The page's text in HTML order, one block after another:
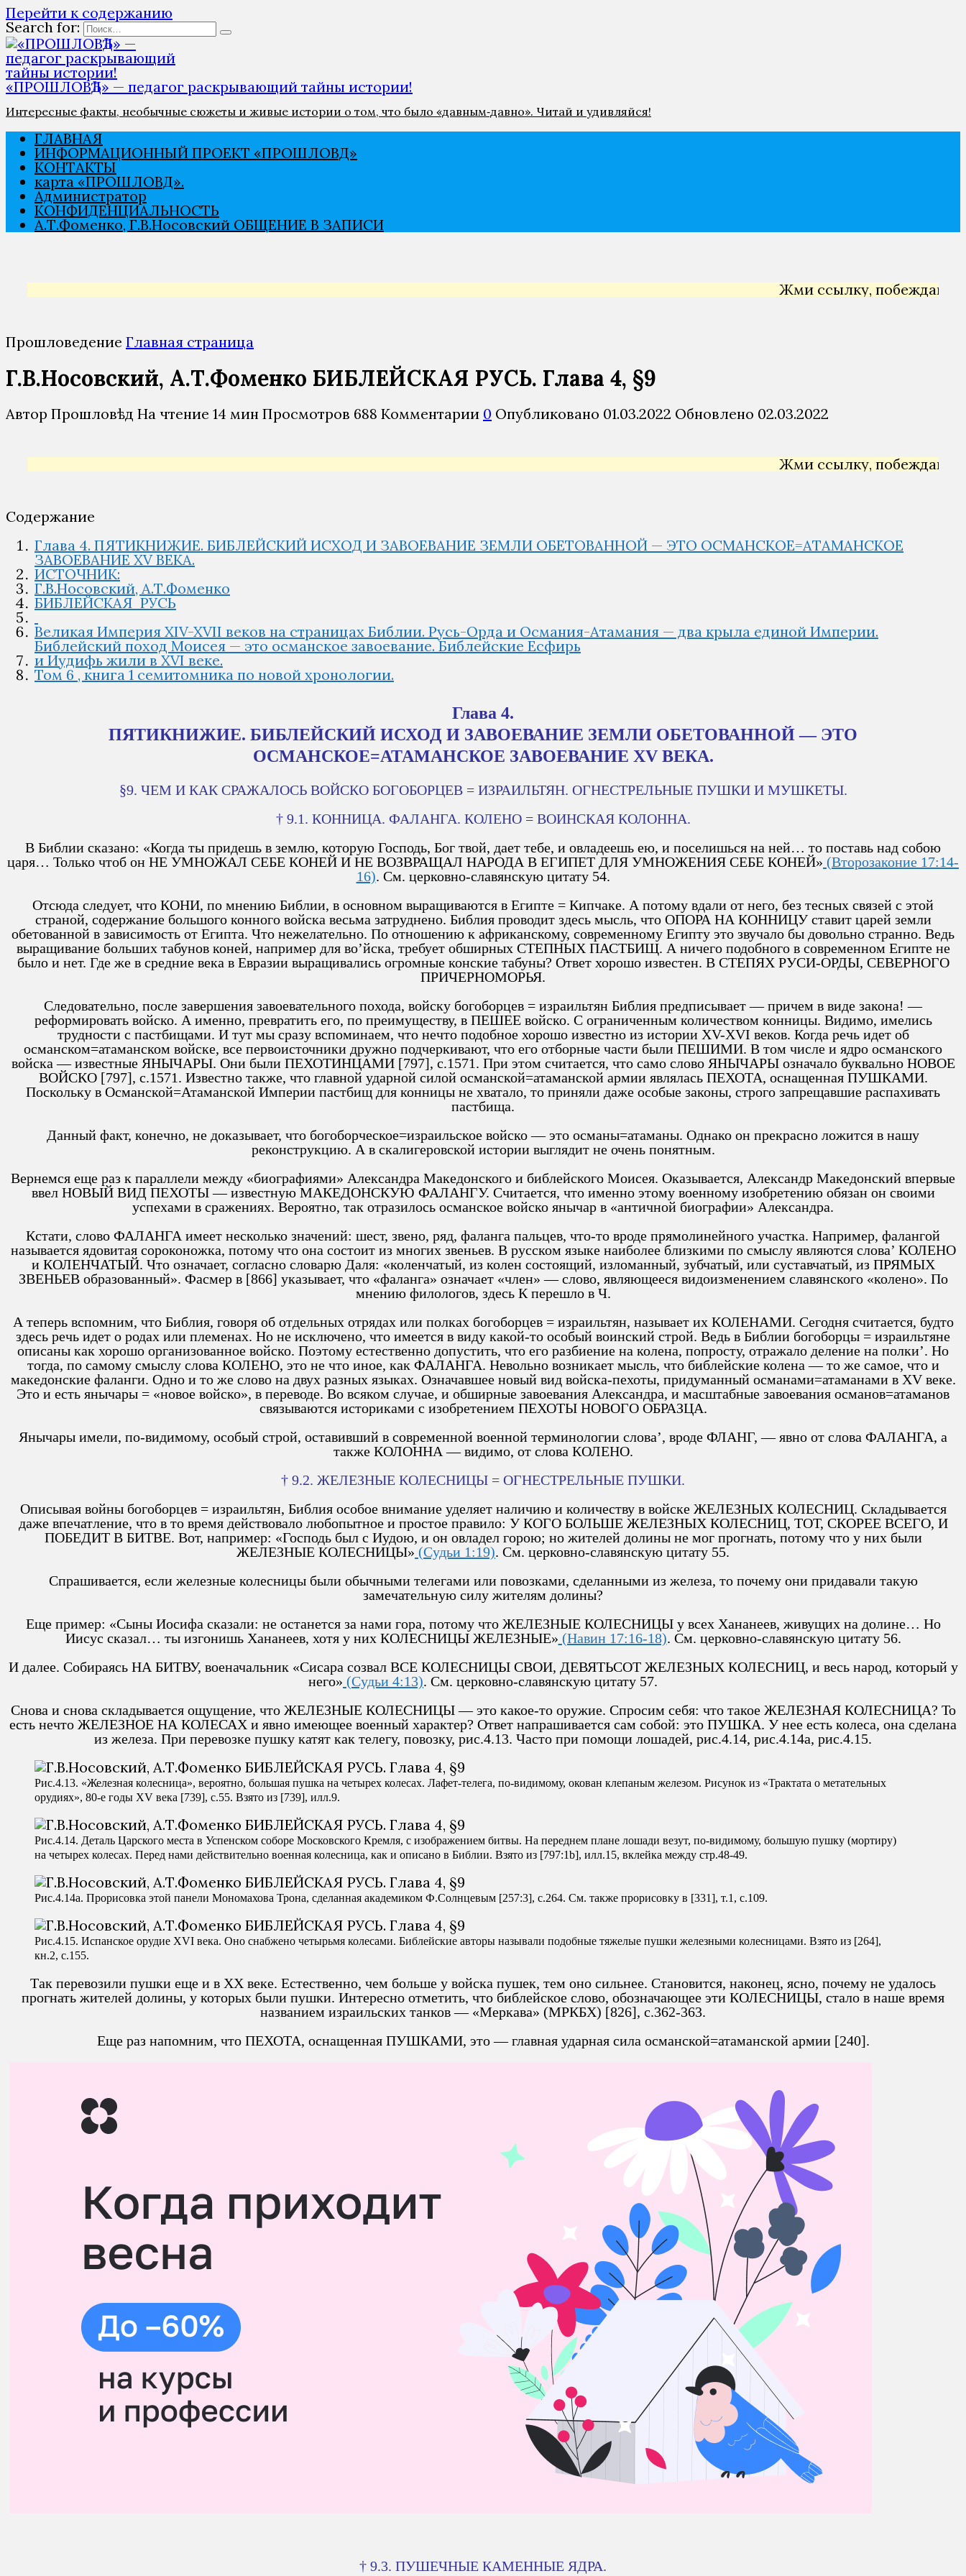
Перейти к содержанию
Search for:
«ПРОШЛОВѢД» — педагог раскрывающий тайны истории!
Интересные факты, необычные сюжеты и живые истории о том, что было «давным‑давно». Читай и удивляйся!
ГЛАВНАЯ
ИНФОРМАЦИОННЫЙ ПРОЕКТ «ПРОШЛОВѢД»
КОНТАКТЫ
карта «ПРОШЛОВѢД».
Администратор
КОНФИДЕНЦИАЛЬНОСТЬ
А.Т.Фоменко, Г.В.Носовский ОБЩЕНИЕ В ЗАПИСИ
Жми ссылку, побеждай →
Прошловедение Главная страница
Г.В.Носовский, А.Т.Фоменко БИБЛЕЙСКАЯ РУСЬ. Глава 4, §9
Автор Прошловѣд На чтение 14 мин Просмотров 688 Комментарии 0 Опубликовано 01.03.2022 Обновлено 02.03.2022
Жми ссылку, побеждай →
Содержание
Глава 4. ПЯТИКНИЖИЕ. БИБЛЕЙСКИЙ ИСХОД И ЗАВОЕВАНИЕ ЗЕМЛИ ОБЕТОВАННОЙ — ЭТО ОСМАНСКОЕ=АТАМАНСКОЕ
ЗАВОЕВАНИЕ XV ВЕКА.
ИСТОЧНИК:
Г.В.Носовский, А.Т.Фоменко
БИБЛЕЙСКАЯ РУСЬ
Великая Империя XIV-XVII веков на страницах Библии. Русь-Орда и Османия-Атамания — два крыла единой Империи.
Библейский поход Моисея — это османское завоевание. Библейские Есфирь
и Иудифь жили в XVI веке.
Том 6 , книга 1 семитомника по новой хронологии.
Глава 4.
ПЯТИКНИЖИЕ. БИБЛЕЙСКИЙ ИСХОД И ЗАВОЕВАНИЕ ЗЕМЛИ ОБЕТОВАННОЙ — ЭТО
ОСМАНСКОЕ=АТАМАНСКОЕ ЗАВОЕВАНИЕ XV ВЕКА.
§9. ЧЕМ И КАК СРАЖАЛОСЬ ВОЙСКО БОГОБОРЦЕВ = ИЗРАИЛЬТЯН. ОГНЕСТРЕЛЬНЫЕ ПУШКИ И МУШКЕТЫ.
† 9.1. КОННИЦА. ФАЛАНГА. КОЛЕНО = ВОИНСКАЯ КОЛОННА.
В Библии сказано: «Когда ты придешь в землю, которую Господь, Бог твой, дает тебе, и овладеешь ею, и поселишься на ней… то поставь над собою
царя… Только чтоб он НЕ УМНОЖАЛ СЕБЕ КОНЕЙ И НЕ ВОЗВРАЩАЛ НАРОДА В ЕГИПЕТ ДЛЯ УМНОЖЕНИЯ СЕБЕ КОНЕЙ» (Второзаконие 17:14-
16). См. церковно-славянскую цитату 54.
Отсюда следует, что КОНИ, по мнению Библии, в основном выращиваются в Египте = Кипчаке. А потому вдали от него, без тесных связей с этой
страной, содержание большого конного войска весьма затруднено. Библия проводит здесь мысль, что ОПОРА НА КОННИЦУ ставит царей земли
обетованной в зависимость от Египта. Что нежелательно. По отношению к африканскому, современному Египту это звучало бы довольно странно. Ведь
выращивание больших табунов коней, например для во’йска, требует обширных СТЕПНЫХ ПАСТБИЩ. А ничего подобного в современном Египте не
было и нет. Где же в средние века в Евразии выращивались огромные конские табуны? Ответ хорошо известен. В СТЕПЯХ РУСИ-ОРДЫ, СЕВЕРНОГО
ПРИЧЕРНОМОРЬЯ.
Следовательно, после завершения завоевательного похода, войску богоборцев = израильтян Библия предписывает — причем в виде закона! —
реформировать войско. А именно, превратить его, по преимуществу, в ПЕШЕЕ войско. С ограниченным количеством конницы. Видимо, имелись
трудности с пастбищами. И тут мы сразу вспоминаем, что нечто подобное хорошо известно из истории XV-XVI веков. Когда речь идет об
османском=атаманском войске, все первоисточники дружно подчеркивают, что его отборные части были ПЕШИМИ. В том числе и ядро османского
войска — известные ЯНЫЧАРЫ. Они были ПЕХОТИНЦАМИ [797], с.1571. При этом считается, что само слово ЯНЫЧАРЫ означало буквально НОВОЕ
ВОЙСКО [797], с.1571. Известно также, что главной ударной силой османской=атаманской армии являлась ПЕХОТА, оснащенная ПУШКАМИ.
Поскольку в Османской=Атаманской Империи пастбищ для конницы не хватало, то приняли даже особые законы, строго запрещавшие распахивать
пастбища.
Данный факт, конечно, не доказывает, что богоборческое=израильское войско — это османы=атаманы. Однако он прекрасно ложится в нашу
реконструкцию. А в скалигеровской истории выглядит не очень понятным.
Вернемся еще раз к параллели между «биографиями» Александра Македонского и библейского Моисея. Оказывается, Александр Македонский впервые
ввел НОВЫЙ ВИД ПЕХОТЫ — известную МАКЕДОНСКУЮ ФАЛАНГУ. Считается, что именно этому военному изобретению обязан он своими
успехами в сражениях. Вероятно, так отразилось османское войско янычар в «античной биографии» Александра.
Кстати, слово ФАЛАНГА имеет несколько значений: шест, звено, ряд, фаланга пальцев, что-то вроде прямолинейного участка. Например, фалангой
называется ядовитая сороконожка, потому что она состоит из многих звеньев. В русском языке наиболее близкими по смыслу являются слова’ КОЛЕНО
и КОЛЕНЧАТЫЙ. Что означает, согласно словарю Даля: «коленчатый, из колен состоящий, изломанный, зубчатый, или суставчатый, из ПРЯМЫХ
ЗВЕНЬЕВ образованный». Фасмер в [866] указывает, что «фаланга» означает «член» — слово, являющееся видоизменением славянского «колено». По
мнению филологов, здесь К перешло в Ч.
А теперь вспомним, что Библия, говоря об отдельных отрядах или полках богоборцев = израильтян, называет их КОЛЕНАМИ. Сегодня считается, будто
здесь речь идет о родах или племенах. Но не исключено, что имеется в виду какой-то особый воинский строй. Ведь в Библии богоборцы = израильтяне
описаны как хорошо организованное войско. Поэтому естественно допустить, что его разбиение на колена, попросту, отражало деление на полки’. Но
тогда, по самому смыслу слова КОЛЕНО, это не что иное, как ФАЛАНГА. Невольно возникает мысль, что библейские колена — то же самое, что и
македонские фаланги. Одно и то же слово на двух разных языках. Означавшее новый вид войска-пехоты, придуманный османами=атаманами в XV веке.
Это и есть янычары = «новое войско», в переводе. Во всяком случае, и обширные завоевания Александра, и масштабные завоевания османов=атаманов
связываются историками с изобретением ПЕХОТЫ НОВОГО ОБРАЗЦА.
Янычары имели, по-видимому, особый строй, оставивший в современной военной терминологии слова’, вроде ФЛАНГ, — явно от слова ФАЛАНГА, а
также КОЛОННА — видимо, от слова КОЛЕНО.
† 9.2. ЖЕЛЕЗНЫЕ КОЛЕСНИЦЫ = ОГНЕСТРЕЛЬНЫЕ ПУШКИ.
Описывая войны богоборцев = израильтян, Библия особое внимание уделяет наличию и количеству в войске ЖЕЛЕЗНЫХ КОЛЕСНИЦ. Складывается
даже впечатление, что в то время действовало любопытное и простое правило: У КОГО БОЛЬШЕ ЖЕЛЕЗНЫХ КОЛЕСНИЦ, ТОТ, СКОРЕЕ ВСЕГО, И
ПОБЕДИТ В БИТВЕ. Вот, например: «Господь был с Иудою, и он овладел горою; но жителей долины не мог прогнать, потому что у них были
ЖЕЛЕЗНЫЕ КОЛЕСНИЦЫ» (Судьи 1:19). См. церковно-славянскую цитату 55.
Спрашивается, если железные колесницы были обычными телегами или повозками, сделанными из железа, то почему они придавали такую
замечательную силу жителям долины?
Еще пример: «Сыны Иосифа сказали: не останется за нами гора, потому что ЖЕЛЕЗНЫЕ КОЛЕСНИЦЫ у всех Хананеев, живущих на долине… Но
Иисус сказал… ты изгонишь Хананеев, хотя у них КОЛЕСНИЦЫ ЖЕЛЕЗНЫЕ» (Навин 17:16-18). См. церковно-славянскую цитату 56.
И далее. Собираясь НА БИТВУ, военачальник «Сисара созвал ВСЕ КОЛЕСНИЦЫ СВОИ, ДЕВЯТЬСОТ ЖЕЛЕЗНЫХ КОЛЕСНИЦ, и весь народ, который у
него» (Судьи 4:13). См. церковно-славянскую цитату 57.
Снова и снова складывается ощущение, что ЖЕЛЕЗНЫЕ КОЛЕСНИЦЫ — это какое-то оружие. Спросим себя: что такое ЖЕЛЕЗНАЯ КОЛЕСНИЦА? То
есть нечто ЖЕЛЕЗНОЕ НА КОЛЕСАХ и явно имеющее военный характер? Ответ напрашивается сам собой: это ПУШКА. У нее есть колеса, она сделана
из железа. При перевозке пушку катят как телегу, повозку, рис.4.13. Часто при помощи лошадей, рис.4.14, рис.4.14a, рис.4.15.
Рис.4.13. «Железная колесница», вероятно, большая пушка на четырех колесах. Лафет-телега, по-видимому, окован клепаным железом. Рисунок из «Трактата о метательных
орудиях», 80-е годы XV века [739], с.55. Взято из [739], илл.9.
Рис.4.14. Деталь Царского места в Успенском соборе Московского Кремля, с изображением битвы. На переднем плане лошади везут, по-видимому, большую пушку (мортиру)
на четырех колесах. Перед нами действительно военная колесница, как и описано в Библии. Взято из [797:1b], илл.15, вклейка между стр.48-49.
Рис.4.14a. Прорисовка этой панели Мономахова Трона, сделанная академиком Ф.Солнцевым [257:3], с.264. См. также прорисовку в [331], т.1, с.109.
Рис.4.15. Испанское орудие XVI века. Оно снабжено четырьмя колесами. Библейские авторы называли подобные тяжелые пушки железными колесницами. Взято из [264],
кн.2, с.155.
Так перевозили пушки еще и в XX веке. Естественно, чем больше у войска пушек, тем оно сильнее. Становится, наконец, ясно, почему не удалось
прогнать жителей долины, у которых были пушки. Интересно отметить, что библейское слово, обозначающее эти КОЛЕСНИЦЫ, стало в наше время
названием израильских танков — «Меркава» (МРКБХ) [826], с.362-363.
Еще раз напомним, что ПЕХОТА, оснащенная ПУШКАМИ, это — главная ударная сила османской=атаманской армии [240].
† 9.3. ПУШЕЧНЫЕ КАМЕННЫЕ ЯДРА.